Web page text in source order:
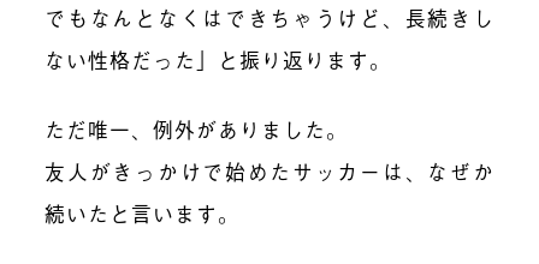
でもなんとなくはできちゃうけど、長続きし
ない性格だった」と振り返ります。
ただ唯一、例外がありました。
友人がきっかけで始めたサッカーは、なぜか
続いたと言います。